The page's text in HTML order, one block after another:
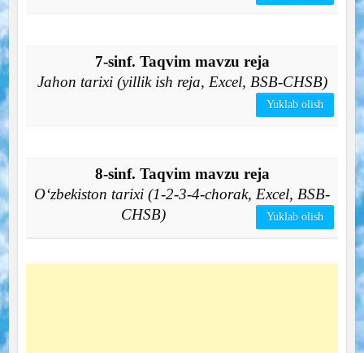
7-sinf. Taqvim mavzu reja
Jahon tarixi (yillik ish reja, Excel, BSB-CHSB)
Yuklab olish
8-sinf. Taqvim mavzu reja
O‘zbekiston tarixi (1-2-3-4-chorak, Excel, BSB-
CHSB)
Yuklab olish